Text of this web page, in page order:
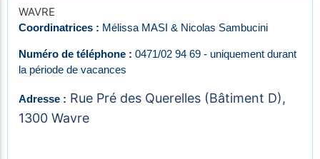
WAVRE
Coordinatrices : Mélissa MASI & Nicolas Sambucini
Numéro de téléphone : 0471/02 94 69 - uniquement durant
la période de vacances
Adresse : Rue Pré des Querelles (Bâtiment D),
1300 Wavre